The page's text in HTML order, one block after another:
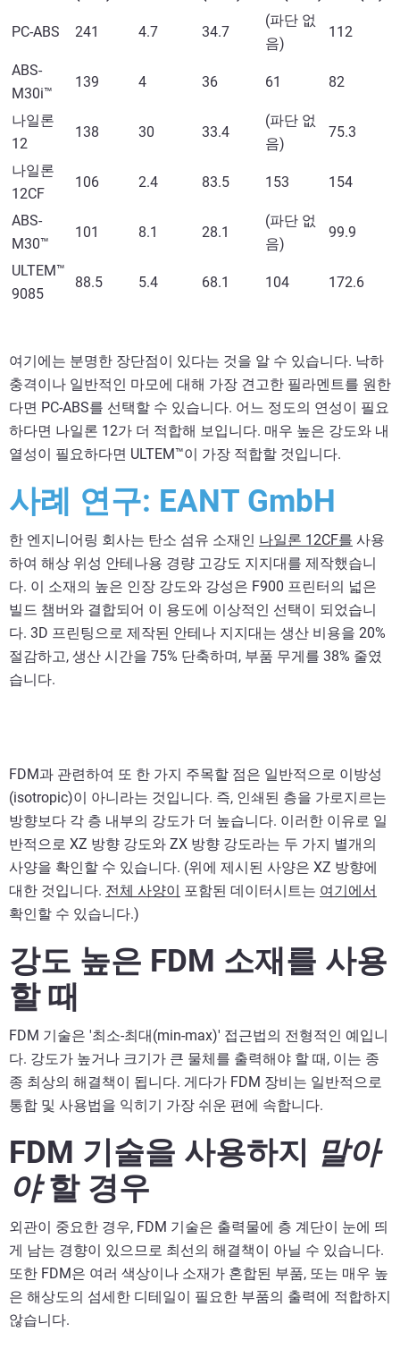
PC-ABS 241 4.7 34.7
(파단 없
음)
112
ABS-
M30i™
139 4 36 61 82
나일론
12
138 30 33.4
(파단 없
음)
75.3
나일론
12CF
106 2.4 83.5 153 154
ABS-
M30™
101 8.1 28.1
(파단 없
음)
99.9
ULTEM™
9085
88.5 5.4 68.1 104 172.6
여기에는 분명한 장단점이 있다는 것을 알 수 있습니다. 낙하
충격이나 일반적인 마모에 대해 가장 견고한 필라멘트를 원한
다면 PC-ABS를 선택할 수 있습니다. 어느 정도의 연성이 필요
하다면 나일론 12가 더 적합해 보입니다. 매우 높은 강도와 내
열성이 필요하다면 ULTEM™이 가장 적합할 것입니다.
사례 연구: EANT GmbH
한 엔지니어링 회사는 탄소 섬유 소재인 나일론 12CF를 사용
하여 해상 위성 안테나용 경량 고강도 지지대를 제작했습니
다. 이 소재의 높은 인장 강도와 강성은 F900 프린터의 넓은
빌드 챔버와 결합되어 이 용도에 이상적인 선택이 되었습니
다. 3D 프린팅으로 제작된 안테나 지지대는 생산 비용을 20%
절감하고, 생산 시간을 75% 단축하며, 부품 무게를 38% 줄였
습니다.
FDM과 관련하여 또 한 가지 주목할 점은 일반적으로 이방성
(isotropic)이 아니라는 것입니다. 즉, 인쇄된 층을 가로지르는
방향보다 각 층 내부의 강도가 더 높습니다. 이러한 이유로 일
반적으로 XZ 방향 강도와 ZX 방향 강도라는 두 가지 별개의
사양을 확인할 수 있습니다. (위에 제시된 사양은 XZ 방향에
대한 것입니다. 전체 사양이 포함된 데이터시트는 여기에서
확인할 수 있습니다.)
강도 높은 FDM 소재를 사용
할 때
FDM 기술은 '최소-최대(min-max)' 접근법의 전형적인 예입니
다. 강도가 높거나 크기가 큰 물체를 출력해야 할 때, 이는 종
종 최상의 해결책이 됩니다. 게다가 FDM 장비는 일반적으로
통합 및 사용법을 익히기 가장 쉬운 편에 속합니다.
FDM 기술을 사용하지 말아
야할 경우
외관이 중요한 경우, FDM 기술은 출력물에 층 계단이 눈에 띄
게 남는 경향이 있으므로 최선의 해결책이 아닐 수 있습니다.
또한 FDM은 여러 색상이나 소재가 혼합된 부품, 또는 매우 높
은 해상도의 섬세한 디테일이 필요한 부품의 출력에 적합하지
않습니다.